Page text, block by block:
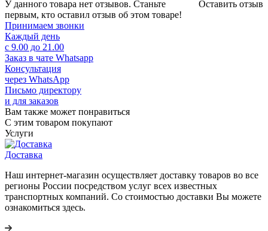
Оставить отзыв
У данного товара нет отзывов. Станьте
первым, кто оставил отзыв об этом товаре!
Принимаем звонки
Каждый день
с 9.00 до 21.00
Заказ в чате Whatsapp
Консультация
через WhatsApp
Письмо директору
и для заказов
Вам также может понравиться
С этим товаром покупают
Услуги
Доставка
Наш интернет-магазин осуществляет доставку товаров во все
регионы России посредством услуг всех известных
транспортных компаний. Со стоимостью доставки Вы можете
ознакомиться здесь.